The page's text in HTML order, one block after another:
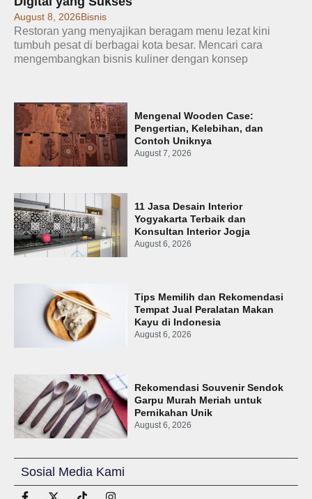
August 8, 2026Bisnis
Restoran yang menyajikan beragam menu lezat kini
tumbuh pesat di berbagai kota besar. Mencari cara
mengembangkan bisnis kuliner dengan konsep
Mengenal Wooden Case:
Pengertian, Kelebihan, dan
Contoh Uniknya
August 7, 2026
11 Jasa Desain Interior
Yogyakarta Terbaik dan
Konsultan Interior Jogja
August 6, 2026
Tips Memilih dan Rekomendasi
Tempat Jual Peralatan Makan
Kayu di Indonesia
August 6, 2026
Rekomendasi Souvenir Sendok
Garpu Murah Meriah untuk
Pernikahan Unik
August 6, 2026
Sosial Media Kami